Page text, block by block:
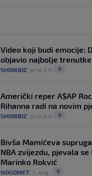
Video koji budi emocije:
objavio najbolje trenutke
SHOWBIZ prije 3 h 0
Američki reper A$AP
Rihanna radi na novim
SHOWBIZ prije 6 h 0
Bivša Mamićeva
NBA zvijezdu, pjevala se
Marinko Rokvić
NOGOMET 5. aug. 0